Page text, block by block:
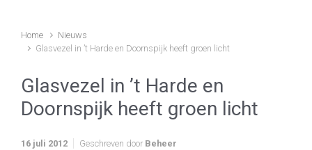
Home
Nieuws
Glasvezel in ’t Harde en Doornspijk heeft groen licht
Glasvezel in ’t Harde en
Doornspijk heeft groen licht
16 juli 2012 Geschreven door Beheer